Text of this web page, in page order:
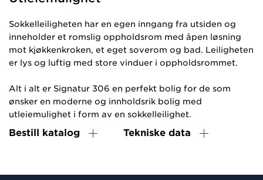
Sokkelleiligheten har en egen inngang fra utsiden og
inneholder et romslig oppholdsrom med åpen løsning
mot kjøkkenkroken, et eget soverom og bad. Leiligheten
er lys og luftig med store vinduer i oppholdsrommet.
Alt i alt er Signatur 306 en perfekt bolig for de som
ønsker en moderne og innholdsrik bolig med
utleiemulighet i form av en sokkelleilighet.
Bestill katalog Tekniske data